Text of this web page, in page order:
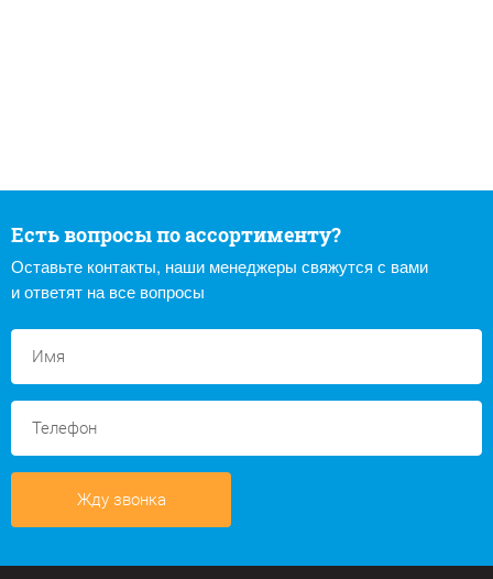
Есть вопросы по ассортименту?
Оставьте контакты, наши менеджеры свяжутся с вами
и ответят на все вопросы
Жду звонка